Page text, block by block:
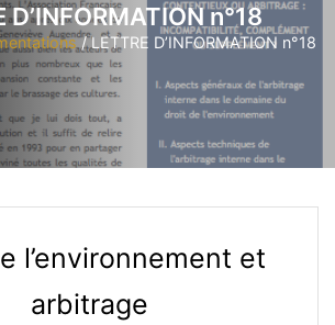
D’INFORMATION n°18
/LETTRE D’INFORMATION n°18
l’environnement et
arbitrage